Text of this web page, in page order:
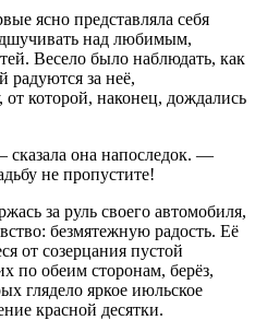
ясно представляла себя
над любимым,
Весело было наблюдать, как
радуются за неё,
от которой, наконец, дождались
она напоследок. —
не пропустите!
за руль своего автомобиля,
безмятежную радость. Её
от созерцания пустой
по обеим сторонам, берёз,
глядело яркое июльское
красной десятки.